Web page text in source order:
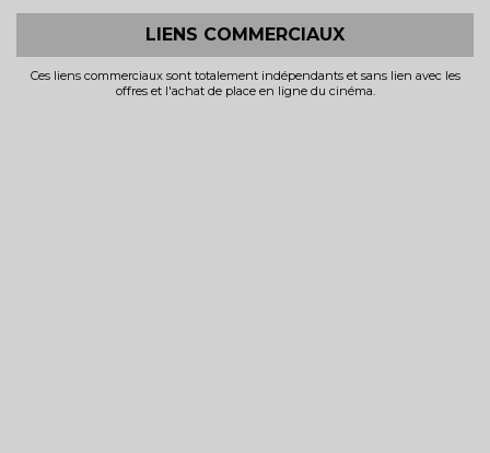
LIENS COMMERCIAUX
Ces liens commerciaux sont totalement indépendants et sans lien avec les
offres et l'achat de place en ligne du cinéma.